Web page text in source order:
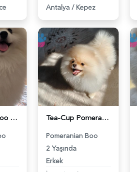
Antalya / Kepez
Pomeranian Boo Leo'ya Eş Arıyorum - 118984191 Tea-Cup Pomeranian (Boo) Erkek Köpeğim İçin Uygun Dişi Eş Aranıyor! - 118984139
Pomeranian Boo
2 Yaşında
Erkek